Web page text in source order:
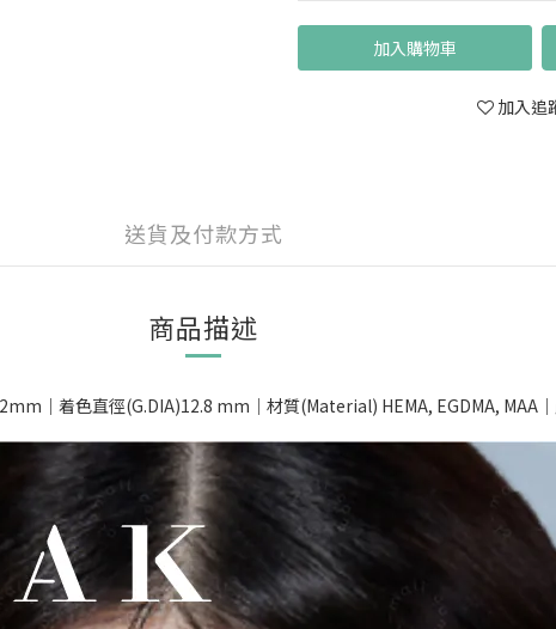
加入購物車
加入追
送貨及付款方式
商品描述
｜着色直徑(G.DIA)12.8 mm｜材質(Material) HEMA, EGDMA, MAA